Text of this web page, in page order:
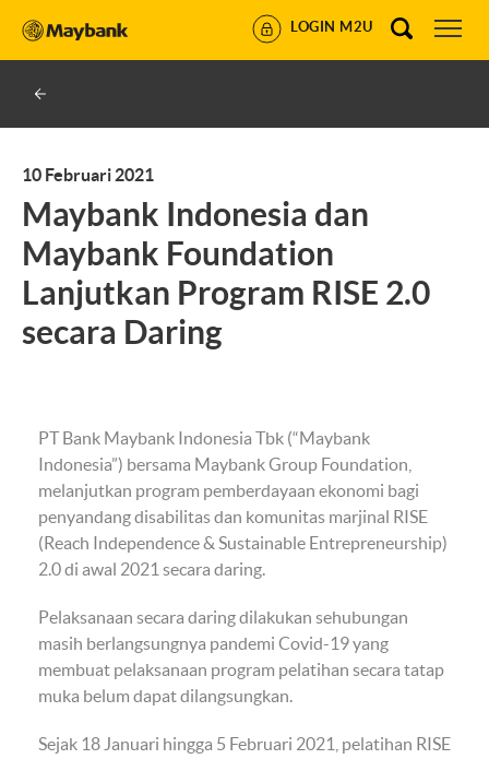
LOGIN M2U
10 Februari 2021
Maybank Indonesia dan
Maybank Foundation
Lanjutkan Program RISE 2.0
secara Daring
PT Bank Maybank Indonesia Tbk (“Maybank
Indonesia”) bersama Maybank Group Foundation,
melanjutkan program pemberdayaan ekonomi bagi
penyandang disabilitas dan komunitas marjinal RISE
(Reach Independence & Sustainable Entrepreneurship)
2.0 di awal 2021 secara daring.
Pelaksanaan secara daring dilakukan sehubungan
masih berlangsungnya pandemi Covid-19 yang
membuat pelaksanaan program pelatihan secara tatap
muka belum dapat dilangsungkan.
Sejak 18 Januari hingga 5 Februari 2021, pelatihan RISE